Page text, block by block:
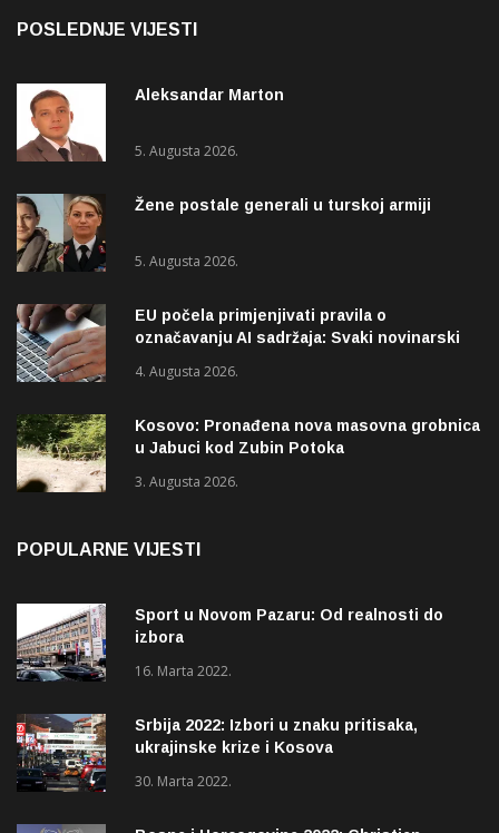
POSLEDNJE VIJESTI
Aleksandar Marton
5. Augusta 2026.
Žene postale generali u turskoj armiji
5. Augusta 2026.
EU počela primjenjivati pravila o
označavanju AI sadržaja: Svaki novinarski
4. Augusta 2026.
Kosovo: Pronađena nova masovna grobnica
u Jabuci kod Zubin Potoka
3. Augusta 2026.
POPULARNE VIJESTI
Sport u Novom Pazaru: Od realnosti do
izbora
16. Marta 2022.
Srbija 2022: Izbori u znaku pritisaka,
ukrajinske krize i Kosova
30. Marta 2022.